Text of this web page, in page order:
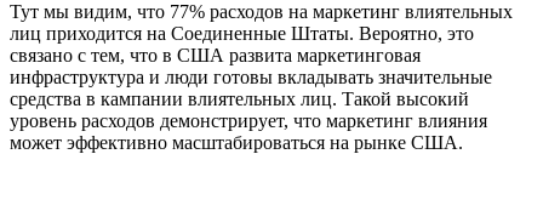
Тут мы видим, что 77% расходов на маркетинг влиятельных
лиц приходится на Соединенные Штаты. Вероятно, это
связано с тем, что в США развита маркетинговая
инфраструктура и люди готовы вкладывать значительные
средства в кампании влиятельных лиц. Такой высокий
уровень расходов демонстрирует, что маркетинг влияния
может эффективно масштабироваться на рынке США.